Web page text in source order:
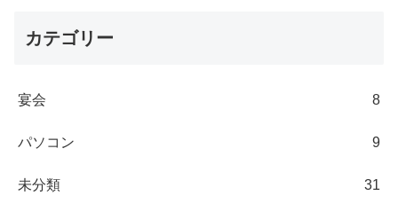
カテゴリー
宴会 8
パソコン 9
未分類 31